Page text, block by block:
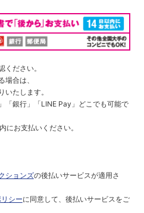
ださい。
合は、
たします。
「銀行」「LINE Pay」どこでも可能で
にお支払いください。
ションズの後払いサービスが適用さ
シーに同意して、後払いサービスをご